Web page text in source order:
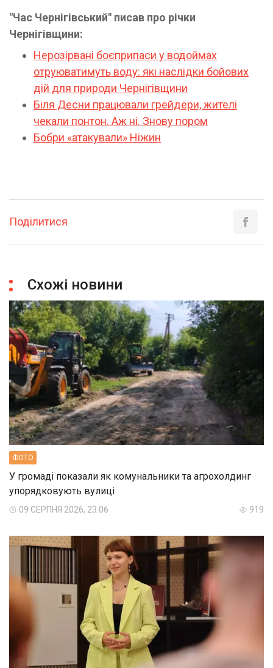
"Час Чернігівський" писав про річки
Чернігівщини:
Нерозірвані боєприпаси у водоймах
отруюватимуть воду: які наслідки бойових
дій для природи Чернігівщини
Біля Десни працювали грейдери, жителі
чекали понтон. Аж ні. Знову пором
Бобри «атакували» Ніжин
Поділитися
Схожі новини
ФОТО
У громаді показали як комунальники та агрохолдинг
упорядковують вулиці
09 СЕРПНЯ 2026, 23:06 919